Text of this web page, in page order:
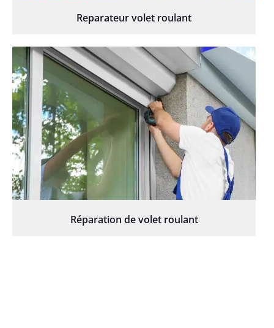
Reparateur volet roulant
Réparation de volet roulant